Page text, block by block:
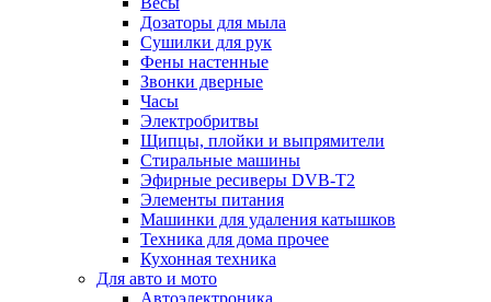
Дозаторы для мыла
Сушилки для рук
Фены настенные
Звонки дверные
Часы
Электробритвы
Щипцы, плойки и выпрямители
Стиральные машины
Эфирные ресиверы DVB-T2
Элементы питания
Машинки для удаления катышков
Техника для дома прочее
Кухонная техника
Для авто и мото
Автоэлектроника